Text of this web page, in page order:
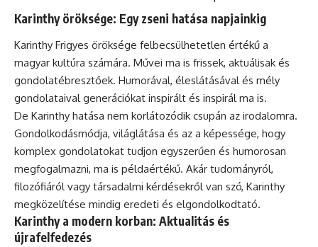
Karinthy öröksége: Egy zseni hatása napjainkig
Karinthy Frigyes öröksége felbecsülhetetlen értékű a
magyar kultúra számára. Művei ma is frissek, aktuálisak és
gondolatébresztőek. Humorával, éleslátásával és mély
gondolataival generációkat inspirált és inspirál ma is.
De Karinthy hatása nem korlátozódik csupán az irodalomra.
Gondolkodásmódja, világlátása és az a képessége, hogy
komplex gondolatokat tudjon egyszerűen és humorosan
megfogalmazni, ma is példaértékű. Akár tudományról,
filozófiáról vagy társadalmi kérdésekről van szó, Karinthy
megközelítése mindig eredeti és elgondolkodtató.
Karinthy a modern korban: Aktualitás és
újrafelfedezés